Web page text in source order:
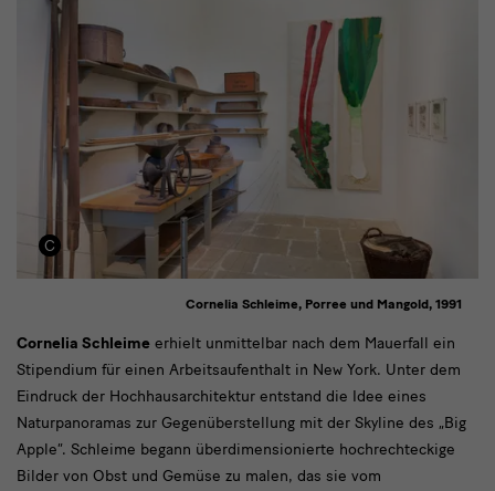
Cornelia
Schleime
erhielt
Cornelia Schleime erhielt unmittelbar nach dem Mauerfall ein
Stipendium für einen Arbeitsaufenthalt in New York. Unter dem
Eindruck der Hochhausarchitektur entstand die Idee eines
Naturpanoramas zur Gegenüberstellung mit der Skyline des „Big
Apple“. Schleime begann überdimensionierte hochrechteckige
Bilder von Obst und Gemüse zu malen, das sie vom
Cornelia Schleime, Porree und Mangold, 1991